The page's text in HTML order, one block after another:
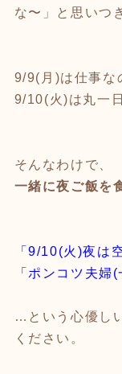
な〜」と思いつ
9/9(月)は仕事な
9/10(火)は丸一
そんなわけで、
一緒に夜ご飯を
「9/10(火)夜は
「ポンコツ夫婦
…という心優し
ください。